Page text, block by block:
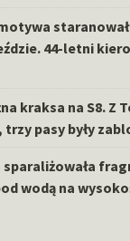
44-letni
kraksa na S8. Z
pasy były
sparaliżowała
wodą na